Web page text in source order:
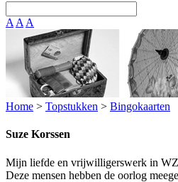
A A A
Home > Topstukken > Bingokaarten
Suze Korssen
Mijn liefde en vrijwilligerswerk in
Deze mensen hebben de oorlog